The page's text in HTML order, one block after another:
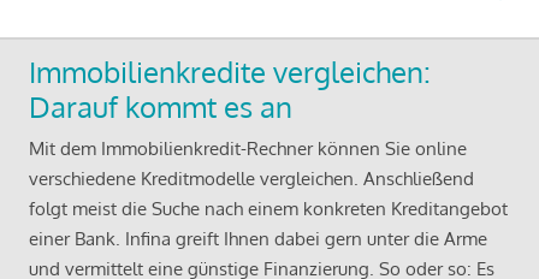
Immobilienkredite vergleichen:
Darauf kommt es an
Mit dem Immobilienkredit-Rechner können Sie online
verschiedene Kreditmodelle vergleichen. Anschließend
folgt meist die Suche nach einem konkreten Kreditangebot
einer Bank. Infina greift Ihnen dabei gern unter die Arme
und vermittelt eine günstige Finanzierung. So oder so: Es